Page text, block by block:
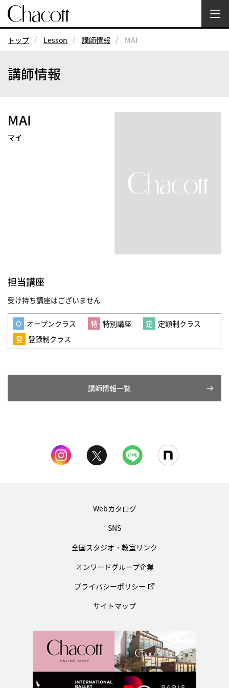
トップ Lesson 講師情報 MAI
講師情報
MAI
マイ
担当講座
受け持ち講座はございません
オープンクラス 特別講座
定額制クラス
登録制クラス
講師情報一覧
Webカタログ
SNS
全国スタジオ・教室リンク
オンワードグループ企業
プライバシーポリシー
サイトマップ